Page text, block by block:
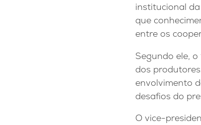
institucional
que
entre os
Segundo ele,
dos
envolvimento
desafios do
O vice-